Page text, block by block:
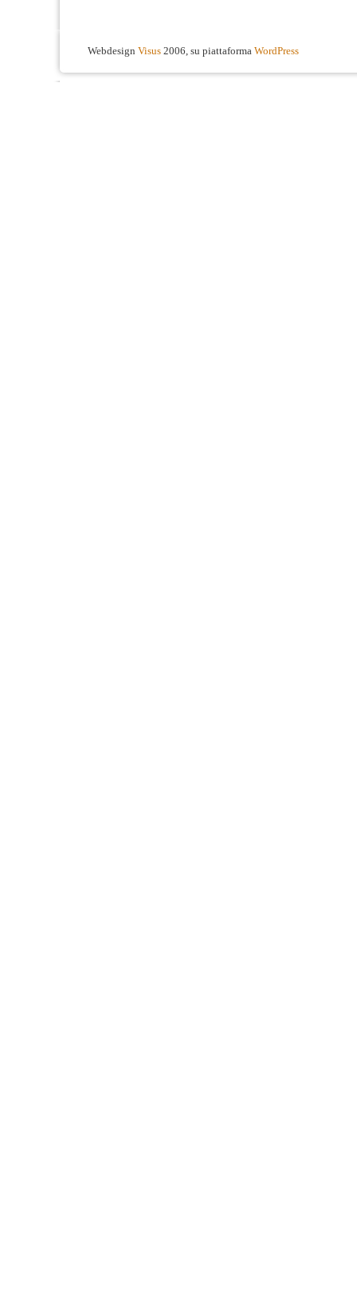
Webdesign Visus 2006, su piattaforma WordPress